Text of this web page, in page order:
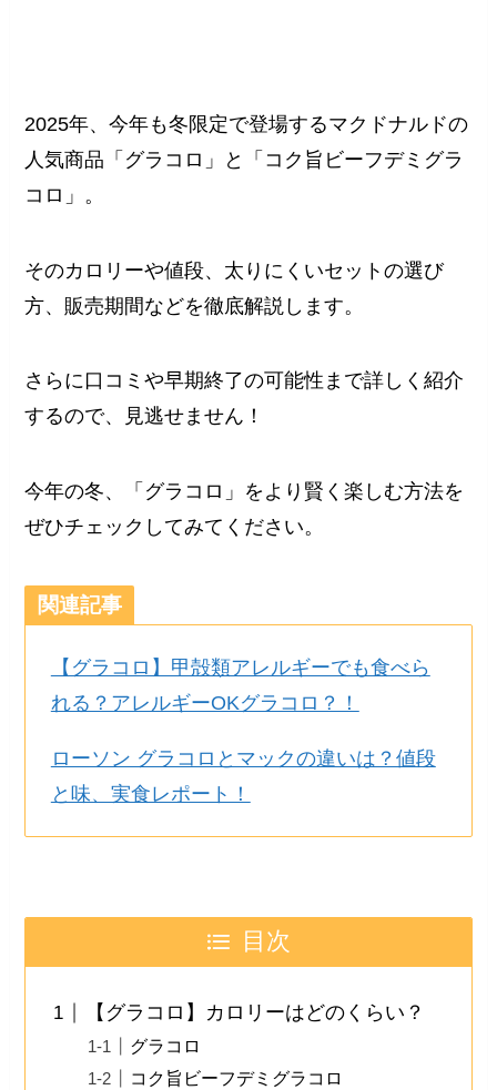
2025年、今年も冬限定で登場するマクドナルドの
人気商品「グラコロ」と「コク旨ビーフデミグラ
コロ」。
そのカロリーや値段、太りにくいセットの選び
方、販売期間などを徹底解説します。
さらに口コミや早期終了の可能性まで詳しく紹介
するので、見逃せません！
今年の冬、「グラコロ」をより賢く楽しむ方法を
ぜひチェックしてみてください。
関連記事
【グラコロ】甲殻類アレルギーでも食べら
れる？アレルギーOKグラコロ？！
ローソン グラコロとマックの違いは？値段
と味、実食レポート！
目次
【グラコロ】カロリーはどのくらい？
グラコロ
コク旨ビーフデミグラコロ